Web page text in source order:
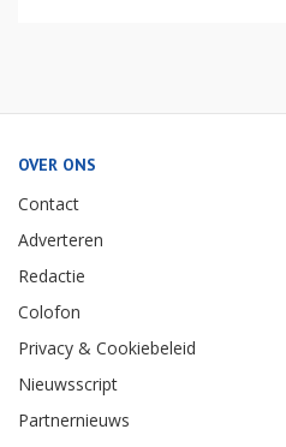
OVER ONS
Contact
Adverteren
Redactie
Colofon
Privacy & Cookiebeleid
Nieuwsscript
Partnernieuws